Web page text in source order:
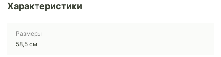
Характеристики
Размеры
58,5 см